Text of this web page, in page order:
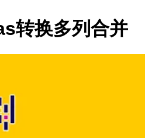
转换多列合并